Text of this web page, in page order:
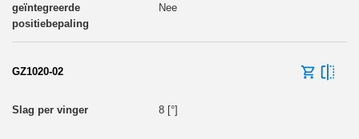
Gewicht grijper [kg]
Nee
GZ1020-02
8 [°]